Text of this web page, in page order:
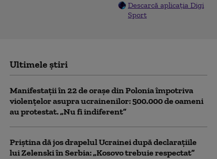
Descarcă aplicația Digi
Sport
Ultimele știri
Manifestații în 22 de orașe din Polonia împotriva
violențelor asupra ucrainenilor: 500.000 de oameni
au protestat. „Nu fi indiferent”
Priștina dă jos drapelul Ucrainei după declarațiile
lui Zelenski în Serbia: „Kosovo trebuie respectat”